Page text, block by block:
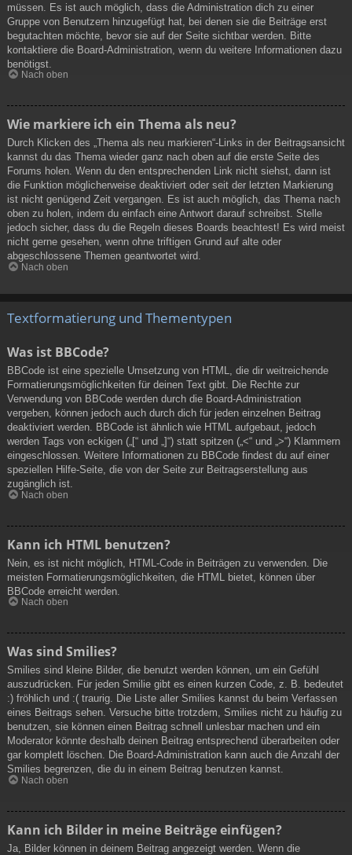
müssen. Es ist auch möglich, dass die Administration dich zu einer
Gruppe von Benutzern hinzugefügt hat, bei denen sie die Beiträge erst
begutachten möchte, bevor sie auf der Seite sichtbar werden. Bitte
kontaktiere die Board-Administration, wenn du weitere Informationen dazu
benötigst.
Nach oben
Wie markiere ich ein Thema als neu?
Durch Klicken des „Thema als neu markieren“-Links in der Beitragsansicht
kannst du das Thema wieder ganz nach oben auf die erste Seite des
Forums holen. Wenn du den entsprechenden Link nicht siehst, dann ist
die Funktion möglicherweise deaktiviert oder seit der letzten Markierung
ist nicht genügend Zeit vergangen. Es ist auch möglich, das Thema nach
oben zu holen, indem du einfach eine Antwort darauf schreibst. Stelle
jedoch sicher, dass du die Regeln dieses Boards beachtest! Es wird meist
nicht gerne gesehen, wenn ohne triftigen Grund auf alte oder
abgeschlossene Themen geantwortet wird.
Nach oben
Textformatierung und Thementypen
Was ist BBCode?
BBCode ist eine spezielle Umsetzung von HTML, die dir weitreichende
Formatierungsmöglichkeiten für deinen Text gibt. Die Rechte zur
Verwendung von BBCode werden durch die Board-Administration
vergeben, können jedoch auch durch dich für jeden einzelnen Beitrag
deaktiviert werden. BBCode ist ähnlich wie HTML aufgebaut, jedoch
werden Tags von eckigen („[“ und „]“) statt spitzen („<“ und „>“) Klammern
eingeschlossen. Weitere Informationen zu BBCode findest du auf einer
speziellen Hilfe-Seite, die von der Seite zur Beitragserstellung aus
zugänglich ist.
Nach oben
Kann ich HTML benutzen?
Nein, es ist nicht möglich, HTML-Code in Beiträgen zu verwenden. Die
meisten Formatierungsmöglichkeiten, die HTML bietet, können über
BBCode erreicht werden.
Nach oben
Was sind Smilies?
Smilies sind kleine Bilder, die benutzt werden können, um ein Gefühl
auszudrücken. Für jeden Smilie gibt es einen kurzen Code, z. B. bedeutet
:) fröhlich und :( traurig. Die Liste aller Smilies kannst du beim Verfassen
eines Beitrags sehen. Versuche bitte trotzdem, Smilies nicht zu häufig zu
benutzen, sie können einen Beitrag schnell unlesbar machen und ein
Moderator könnte deshalb deinen Beitrag entsprechend überarbeiten oder
gar komplett löschen. Die Board-Administration kann auch die Anzahl der
Smilies begrenzen, die du in einem Beitrag benutzen kannst.
Nach oben
Kann ich Bilder in meine Beiträge einfügen?
Ja, Bilder können in deinem Beitrag angezeigt werden. Wenn die